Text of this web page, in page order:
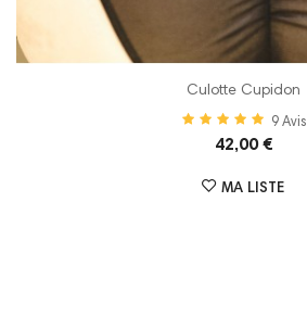
Culotte Cupidon
9Avis
42,00 €
MA LISTE